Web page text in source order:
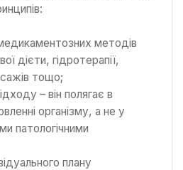
методів
дієти, гідротерапії,
тощо;
– він полягає в
організму, а не у
патологічними
плану